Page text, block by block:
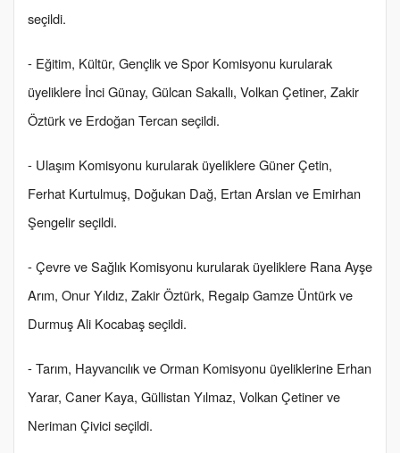
seçildi.
- Eğitim, Kültür, Gençlik ve Spor Komisyonu kurularak
üyeliklere İnci Günay, Gülcan Sakallı, Volkan Çetiner, Zakir
Öztürk ve Erdoğan Tercan seçildi.
- Ulaşım Komisyonu kurularak üyeliklere Güner Çetin,
Ferhat Kurtulmuş, Doğukan Dağ, Ertan Arslan ve Emirhan
Şengelir seçildi.
- Çevre ve Sağlık Komisyonu kurularak üyeliklere Rana Ayşe
Arım, Onur Yıldız, Zakir Öztürk, Regaip Gamze Üntürk ve
Durmuş Ali Kocabaş seçildi.
- Tarım, Hayvancılık ve Orman Komisyonu üyeliklerine Erhan
Yarar, Caner Kaya, Güllistan Yılmaz, Volkan Çetiner ve
Neriman Çivici seçildi.